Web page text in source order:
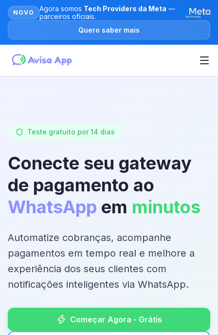
NOVO Agora somos Tech Providers da Meta —
parceiros oficiais.
Quero saber mais
Teste gratuito por 14 dias
Conecte seu gateway
de pagamento ao
WhatsApp em minutos
Automatize cobranças, acompanhe
pagamentos em tempo real e melhore a
experiência dos seus clientes com
notificações inteligentes via WhatsApp.
Começar Agora - Grátis